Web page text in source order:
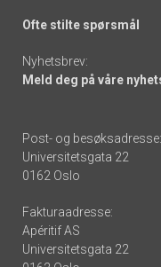
Ofte stilte spørsmål
Nyhetsbrev:
Meld deg på våre
Post- og besøksadresse:
Universitetsgata 22
0162 Oslo
Fakturaadresse:
Apéritif AS
Universitetsgata 22